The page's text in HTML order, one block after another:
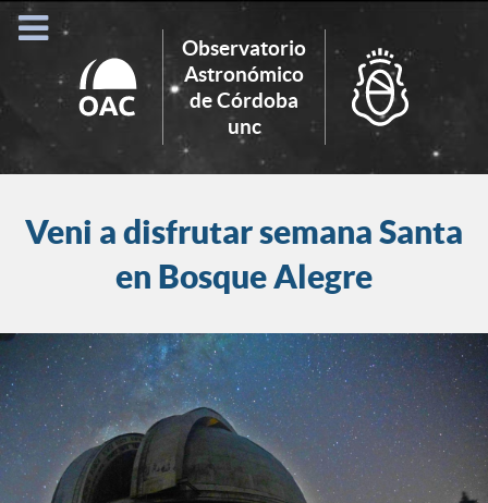
Observatorio
Astronómico
de Córdoba
unc
Search
for:
Veni a disfrutar semana Santa
en Bosque Alegre